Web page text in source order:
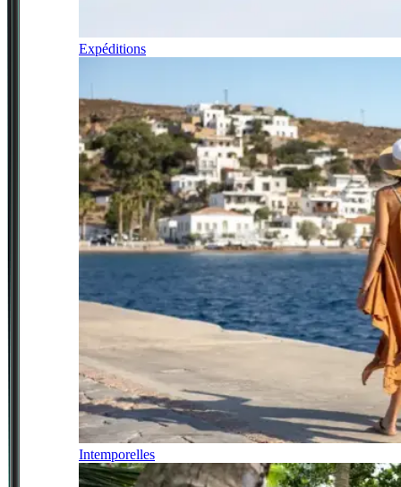
Expéditions
Intemporelles